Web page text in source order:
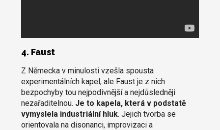
4. Faust
Z Německa v minulosti vzešla spousta
experimentálních kapel, ale Faust je z nich
bezpochyby tou nejpodivnější a nejdůsledněji
nezařaditelnou. Je to kapela, která v podstatě
vymyslela industriální hluk. Jejich tvorba se
orientovala na disonanci, improvizaci a